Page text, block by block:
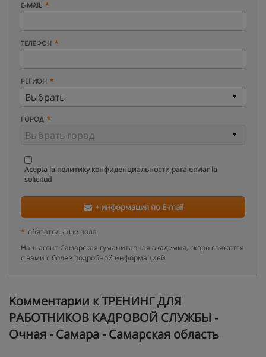
E-MAIL
ТЕЛЕФОН
РЕГИОН
ГОРОД
Acepta la политику конфиденциальности para enviar la
solicitud
+ информация по E-mail
* обязательные поля
Наш агент Самарская гуманитарная академия, скоро свяжется
с вами с более подробной информацией
Kомментарии к ТРЕНИНГ ДЛЯ
РАБОТНИКОВ КАДРОВОЙ СЛУЖБЫ -
Очная - Самара - Самарская область